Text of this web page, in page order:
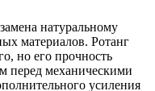
натуральному
материалов. Ротанг
но его прочность
перед механическими
усиления